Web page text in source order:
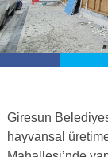
Giresun
hayvansal